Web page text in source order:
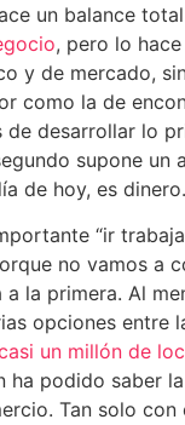
un balance
, pero lo
y de mercado,
como la de
de desarrollar lo
supone un
de hoy, es dinero.
“ir
no vamos a
la primera. Al
opciones entre
un millón de
ha podido saber
Tan solo